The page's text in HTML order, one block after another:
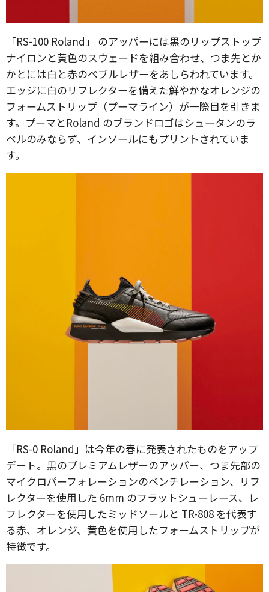
「RS-100 Roland」 のアッパーには黒のリップストップ
ナイロンと黄色のスウェードを組み合わせ、つま先とか
かとには白と赤のペブルレザーをあしらわれています。
エッジに白のリフレクターを備えた鮮やかなオレンジの
フォームストリップ（プーマライン）が一際目を引きま
す。プーマとRoland のブランドロゴはシュータンのラ
ベルのみならず、インソールにもプリントされていま
す。
「RS-0 Roland」は今年の春に発表されたものをアップ
デート。黒のプレミアムレザーのアッパー、つま先部の
マイクロパーフォレーションのベンチレーション、リフ
レクターを使用した 6mm のフラットシューレース、レ
フレクターを使用したミッドソールと TR-808 を代表す
る赤、オレンジ、黄色を使用したフォームストリップが
特徴です。